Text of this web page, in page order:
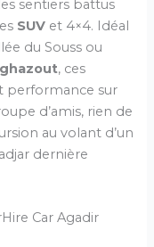
sentiers battus
SUV et 4×4. Idéal
du Souss ou
, ces
performance sur
d’amis, rien de
au volant d’un
dernière
Car Agadir